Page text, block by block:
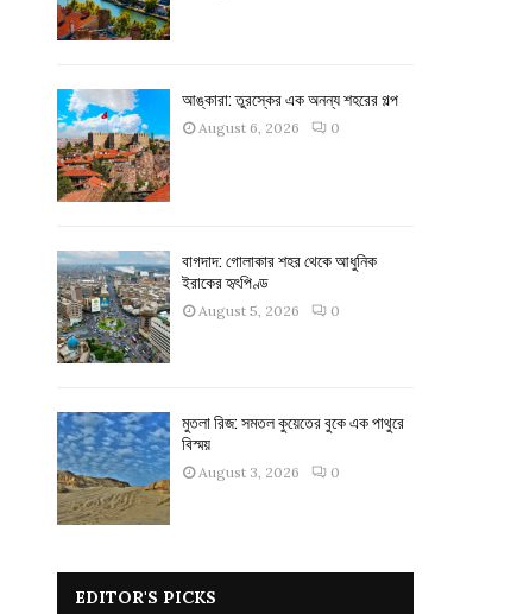
আঙ্কারা: তুরস্কের এক অনন্য শহরের গল্প
August 6, 2026 0
বাগদাদ: গোলাকার শহর থেকে আধুনিক
ইরাকের হৃৎপিণ্ড
August 5, 2026 0
মুতলা রিজ: সমতল কুয়েতের বুকে এক পাথুরে
বিস্ময়
August 3, 2026 0
EDITOR'S PICKS